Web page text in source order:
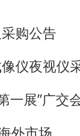
购公告
仪夜视仪
展”广交